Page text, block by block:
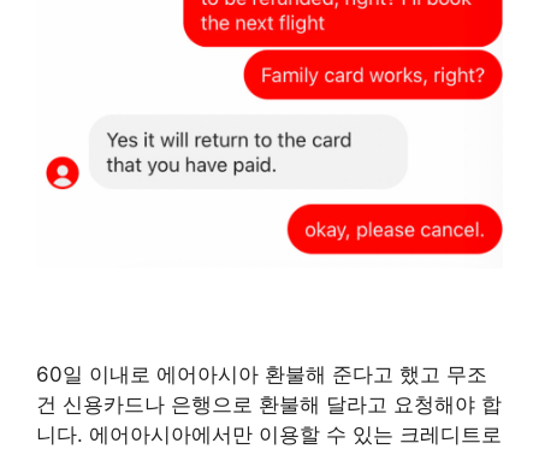
60일 이내로 에어아시아 환불해 준다고 했고 무조
건 신용카드나 은행으로 환불해 달라고 요청해야 합
니다. 에어아시아에서만 이용할 수 있는 크레디트로